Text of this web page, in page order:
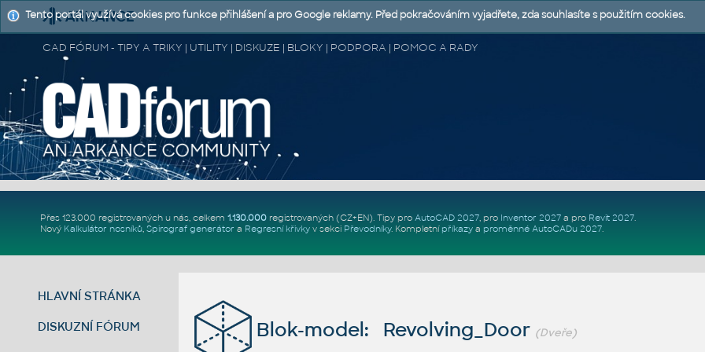
CAD FÓRUM - TIPY A TRIKY | UTILITY | DISKUZE | BLOKY | PODPORA | POMOC A RADY
Přes 123.000 registrovaných u nás, celkem 1.130.000registrovaných (CZ+EN). Tipy pro AutoCAD 2027, pro Inventor 2027a pro Revit 2027.
Nový Kalkulátor nosníků, Spirograf generátor a Regresní křivkyv sekci Převodníky. Kompletní příkazya proměnné AutoCADu 2027.
HLAVNÍ STRÁNKA
DISKUZNÍ FÓRUM Blok-model: Revolving_Door (Dveře)
Tento portál využívá cookies pro funkce přihlášení a pro Google reklamy. Před pokračováním vyjadřete, zda souhlasíte s použitím cookies.